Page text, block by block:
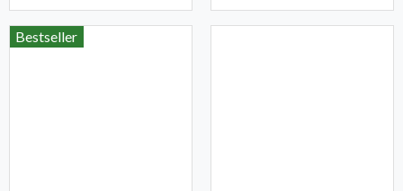
Bestseller